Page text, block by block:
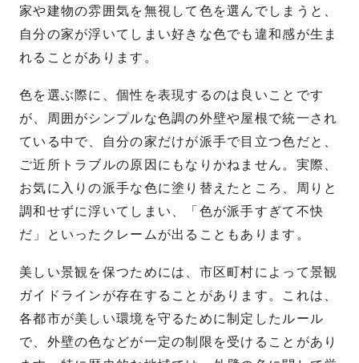
家や建物の雰囲気を無視して色を選んでしまうと、
自分の家が浮いてしまい好きな色でも違和感が生ま
れることがあります。
色を選ぶ際に、個性を表現するのは良いことです
が、周囲がシンプルな色調の外壁や屋根で統一され
ている中で、自分の家だけが派手で目立つ色だと、
ご近所トラブルの原因にもなりかねません。実際、
お気に入りの派手な色に塗り替えたところ、周りと
調和せずに浮いてしまい、「色が派手すぎて不快
だ」といったクレームが出ることもあります。
美しい景観を保つためには、市区町村によって景観
ガイドラインが存在することがあります。これは、
各都市が美しい環境を守るために制定したルール
で、外壁の色などが一定の制限を受けることがあり